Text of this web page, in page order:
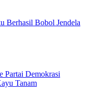
Berhasil Bobol Jendela
Partai Demokrasi
Tanam